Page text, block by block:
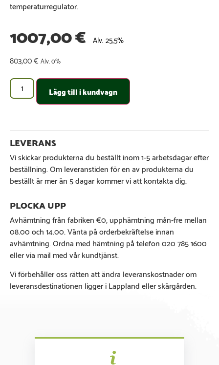
temperaturregulator.
1007,00€ Alv. 25,5%
803,00€ Alv. 0%
Lägg till i kundvagn
Vi skickar produkterna du beställt inom 1-5 arbetsdagar efter
beställning. Om leveranstiden för en av produkterna du
beställt är mer än 5 dagar kommer vi att kontakta dig.
Avhämtning från fabriken €0, upphämtning mån-fre mellan
08.00 och 14.00. Vänta på orderbekräftelse innan
avhämtning. Ordna med hämtning på telefon 020 785 1600
eller via mail med vår kundtjänst.
Vi förbehåller oss rätten att ändra leveranskostnader om
leveransdestinationen ligger i Lappland eller skärgården.